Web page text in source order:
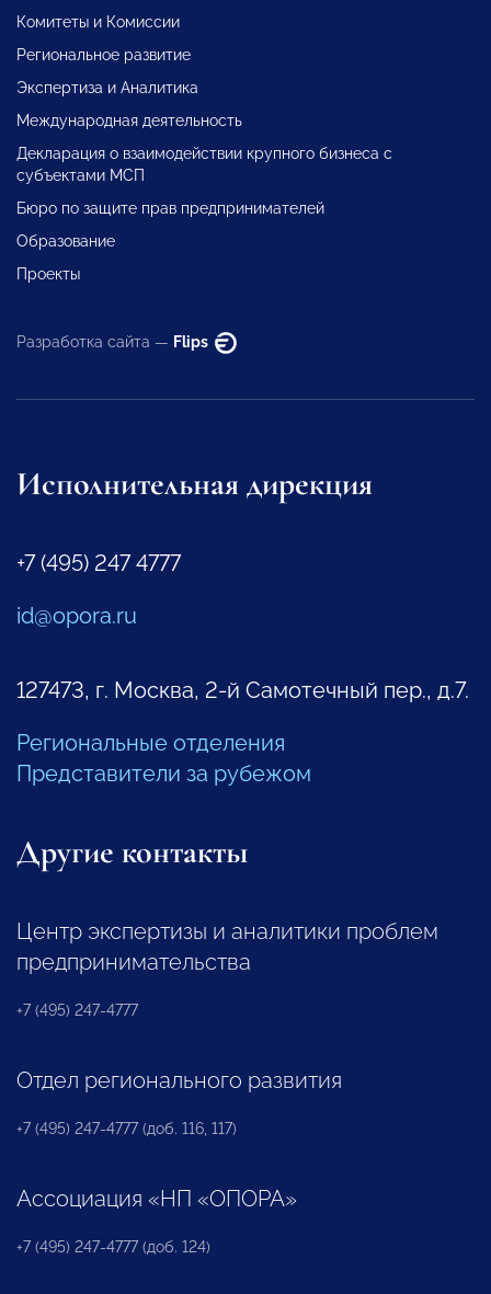
Комитеты и Комиссии
Региональное развитие
Экспертиза и Аналитика
Международная деятельность
Декларация о взаимодействии крупного бизнеса с
субъектами МСП
Бюро по защите прав предпринимателей
Образование
Проекты
Разработка сайта — Flips
Исполнительная дирекция
+7 (495) 247 4777
id@opora.ru
127473, г. Москва, 2-й Самотечный пер., д.7.
Региональные отделения
Представители за рубежом
Другие контакты
Центр экспертизы и аналитики проблем
предпринимательства
+7 (495) 247-4777
Отдел регионального развития
+7 (495) 247-4777 (доб. 116, 117)
Ассоциация «НП «ОПОРА»
+7 (495) 247-4777 (доб. 124)